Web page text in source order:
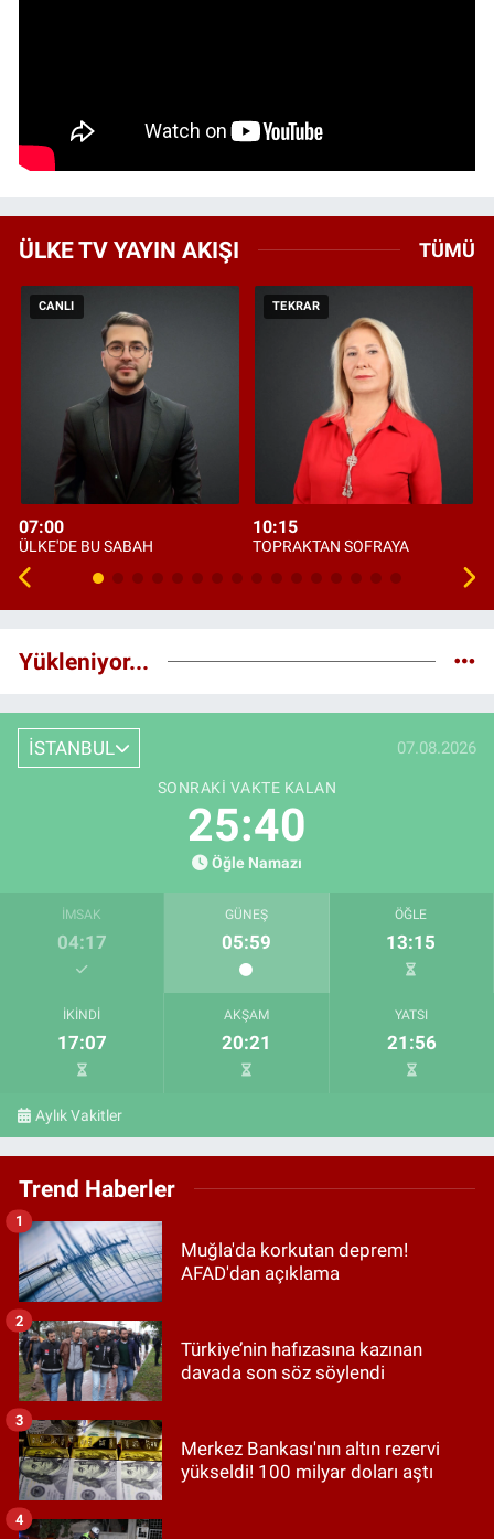
ÜLKE TV YAYIN AKIŞI TÜMÜ
CANLI
07:00
ÜLKE'DE BU SABAH
TEKRAR
10:15
TOPRAKTAN SOFRAYA
Yükleniyor...
İSTANBUL 07.08.2026
SONRAKI VAKTE KALAN
25:39
Öğle Namazı
İMSAK
04:17
GÜNEŞ
05:59
ÖĞLE
13:15
İKINDI
17:07
AKŞAM
20:21
YATSI
21:56
Aylık Vakitler
Trend Haberler
Muğla'da korkutan deprem!
AFAD'dan açıklama
1
Türkiye’nin hafızasına kazınan
davada son söz söylendi
2
Merkez Bankası'nın altın rezervi
yükseldi! 100 milyar doları aştı
3
4